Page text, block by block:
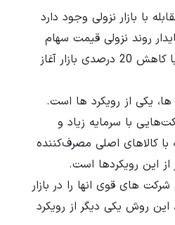
با بازار نزولی وجود دارد
روند نزولی قیمت سهام
تعریف می‌شود و اغلب با کاهش 20 درصدی بازار آغاز
یکی از رویکرد ها است.
با سرمایه زیاد و
با کالاهای اصلی مصرف‌کننده
از این رویکردها است.
های قوی انها را در بازار
این روش یکی دیگر از رویکرد